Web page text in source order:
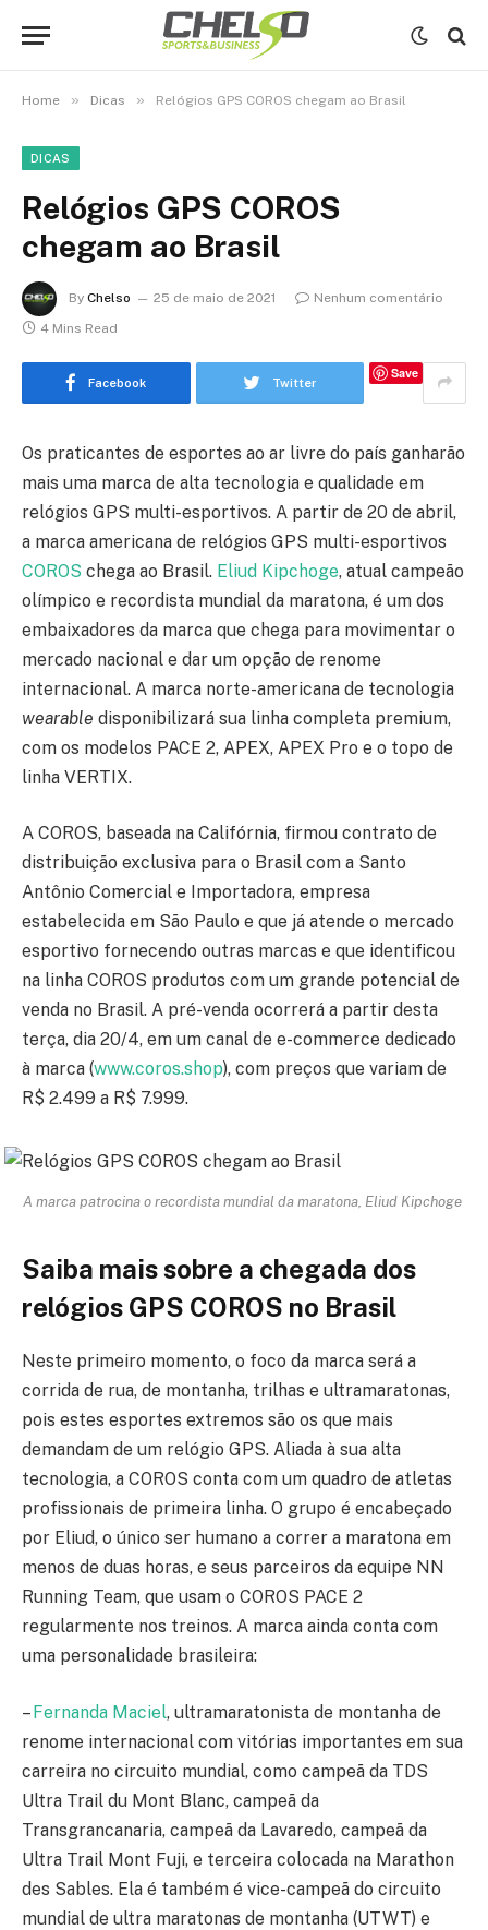
Home » Dicas » Relógios GPS COROS chegam ao Brasil
DICAS
Relógios GPS COROS
chegam ao Brasil
By Chelso 25 de maio de 2021
Nenhum comentário
4 Mins Read
Facebook Twitter
Save
Os praticantes de esportes ao ar livre do país ganharão
mais uma marca de alta tecnologia e qualidade em
relógios GPS multi-esportivos. A partir de 20 de abril,
a marca americana de relógios GPS multi-esportivos
COROS chega ao Brasil. Eliud Kipchoge, atual campeão
olímpico e recordista mundial da maratona, é um dos
embaixadores da marca que chega para movimentar o
mercado nacional e dar um opção de renome
internacional. A marca norte-americana de tecnologia
wearable disponibilizará sua linha completa premium,
com os modelos PACE 2, APEX, APEX Pro e o topo de
linha VERTIX.
A COROS, baseada na Califórnia, firmou contrato de
distribuição exclusiva para o Brasil com a Santo
Antônio Comercial e Importadora, empresa
estabelecida em São Paulo e que já atende o mercado
esportivo fornecendo outras marcas e que identificou
na linha COROS produtos com um grande potencial de
venda no Brasil. A pré-venda ocorrerá a partir desta
terça, dia 20/4, em um canal de e-commerce dedicado
à marca (www.coros.shop), com preços que variam de
R$ 2.499 a R$ 7.999.
A marca patrocina o recordista mundial da maratona, Eliud Kipchoge
Saiba mais sobre a chegada dos
relógios GPS COROS no Brasil
Neste primeiro momento, o foco da marca será a
corrida de rua, de montanha, trilhas e ultramaratonas,
pois estes esportes extremos são os que mais
demandam de um relógio GPS. Aliada à sua alta
tecnologia, a COROS conta com um quadro de atletas
profissionais de primeira linha. O grupo é encabeçado
por Eliud, o único ser humano a correr a maratona em
menos de duas horas, e seus parceiros da equipe NN
Running Team, que usam o COROS PACE 2
regularmente nos treinos. A marca ainda conta com
uma personalidade brasileira:
–Fernanda Maciel, ultramaratonista de montanha de
renome internacional com vitórias importantes em sua
carreira no circuito mundial, como campeã da TDS
Ultra Trail du Mont Blanc, campeã da
Transgrancanaria, campeã da Lavaredo, campeã da
Ultra Trail Mont Fuji, e terceira colocada na Marathon
des Sables. Ela é também é vice-campeã do circuito
mundial de ultra maratonas de montanha (UTWT) e